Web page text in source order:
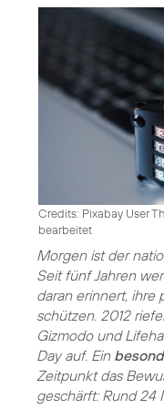
Credits: Pixabay User
bearbeitet
Morgen ist der
Seit fünf Jahren
daran erinnert, ihre
schützen. 2012
Gizmodo und
Day auf. Ein
Zeitpunkt das
geschärft: Rund